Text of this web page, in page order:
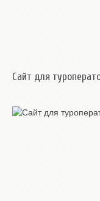
Сайт для